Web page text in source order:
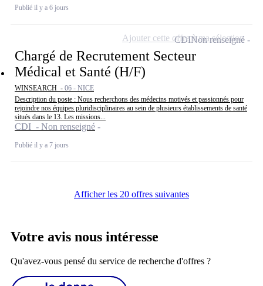
Publié il y a 6 jours
Chargé de Recrutement Secteur
Médical et Santé (H/F)
WINSEARCH - 06 - NICE
Description du poste : Nous recherchons des médecins motivés et passionnés pour
rejoindre nos équipes pluridisciplinaires au sein de plusieurs établissements de santé
situés dans le 13. Les missions...
CDI - Non renseigné
Publié il y a 7 jours
CDINon renseigné
Ajouter cette offre à ma sélection
Afficher les 20 offres suivantes
Votre avis nous intéresse
Qu'avez-vous pensé du service de recherche d'offres ?